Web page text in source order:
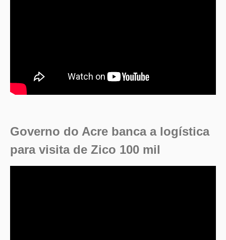
Governo do Acre banca a logística
para visita de Zico 100 mil